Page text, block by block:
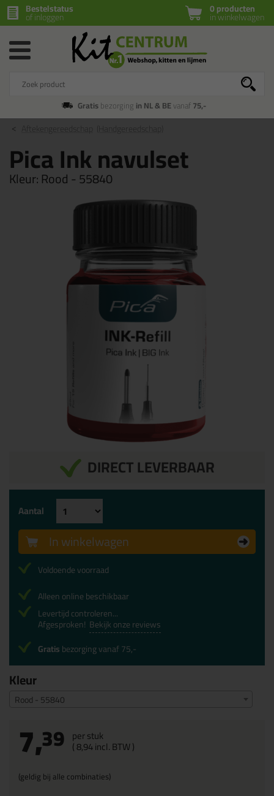
0 producten
in winkelwagen
Bestelstatus
of inloggen
Gratisbezorging in NL & BEvanaf75,-
Aftekengereedschap
Pica Ink navulset
Kleur:Rood - 55840
DIRECT LEVERBAAR
Kleur
Rood - 55840
7,39 per stuk
(8,94incl. BTW )
(geldig bij alle combinaties)
Aantal
In winkelwagen
Voldoende voorraad
Alleen online beschikbaar
Levertijd controleren...
Afgesproken! Bekijk onze reviews
Gratisbezorging vanaf 75,-